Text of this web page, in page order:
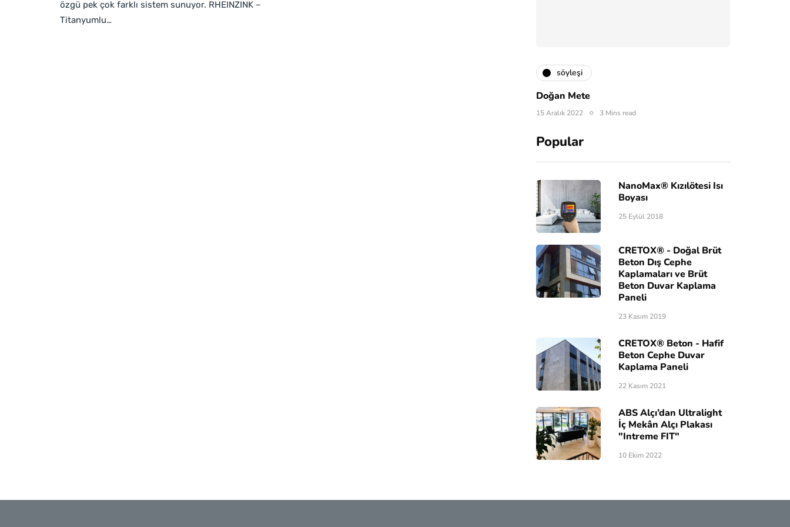
özgü pek çok farklı sistem sunuyor. RHEINZINK –
Titanyumlu…
söyleşi
Doğan Mete
15 Aralık 2022 3 Mins read
Popular
NanoMax® Kızılötesi Isı
Boyası
25 Eylül 2018
CRETOX® - Doğal Brüt
Beton Dış Cephe
Kaplamaları ve Brüt
Beton Duvar Kaplama
Paneli
23 Kasım 2019
CRETOX® Beton - Hafif
Beton Cephe Duvar
Kaplama Paneli
22 Kasım 2021
ABS Alçı’dan Ultralight
İç Mekân Alçı Plakası
"Intreme FIT"
10 Ekim 2022